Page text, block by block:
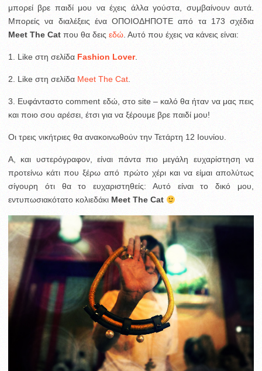
μπορεί βρε παιδί μου να έχεις άλλα γούστα, συμβαίνουν αυτά.
Μπορείς να διαλέξεις ένα ΟΠΟΙΟΔΗΠΟΤΕ από τα 173 σχέδια
Meet The Cat που θα δεις εδώ . Αυτό που έχεις να κάνεις είναι:
1. Like στη σελίδα Fashion Lover.
2. Like στη σελίδα Meet The Cat
3. Ευφάνταστο comment εδώ, στο site – καλό θα ήταν να μας πεις
και ποιο σου αρέσει, έτσι για να ξέρουμε βρε παιδί μου!
Οι τρεις νικήτριες θα ανακοινωθούν την Τετάρτη 12 Ιουνίου.
Α, και υστερόγραφον, είναι πάντα πιο μεγάλη ευχαρίστηση να
προτείνω κάτι που ξέρω από πρώτο χέρι και να είμαι απολύτως
σίγουρη ότι θα το ευχαριστηθείς: Αυτό είναι το δικό μου,
εντυπωσιακότατο κολιεδάκι Meet The Cat